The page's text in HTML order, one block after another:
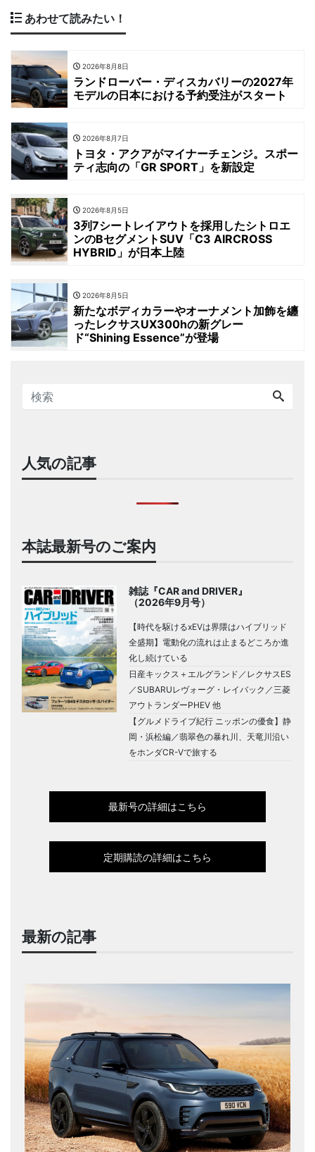
あわせて読みたい！
2026年8月8日
ランドローバー・ディスカバリーの2027年
モデルの日本における予約受注がスタート
2026年8月7日
トヨタ・アクアがマイナーチェンジ。スポー
ティ志向の「GR SPORT」を新設定
2026年8月5日
3列7シートレイアウトを採用したシトロエ
ンのBセグメントSUV「C3 AIRCROSS
HYBRID」が日本上陸
2026年8月5日
新たなボディカラーやオーナメント加飾を纏
ったレクサスUX300hの新グレー
ド“Shining Essence”が登場
人気の記事
本誌最新号のご案内
雑誌『CAR and DRIVER』
（2026年9月号）
【時代を駆けるxEVは界隈はハイブリッド
全盛期】電動化の流れは止まるどころか進
化し続けている
日産キックス＋エルグランド／レクサスES
／SUBARUレヴォーグ・レイバック／三菱
アウトランダーPHEV 他
【グルメドライブ紀行 ニッポンの優食】静
岡・浜松編／翡翠色の暴れ川、天竜川沿い
をホンダCR-Vで旅する
最新号の詳細はこちら
定期購読の詳細はこちら
最新の記事